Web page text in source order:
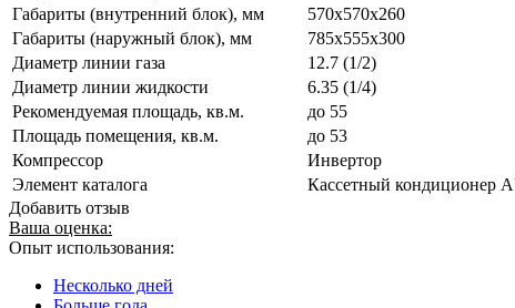
Габариты (внутренний блок), мм
570x570x260
Габариты (наружный блок), мм
785x555x300
Диаметр линии газа
12.7 (1/2)
Диаметр линии жидкости
6.35 (1/4)
Рекомендуемая площадь, кв.м.
до 55
Площадь помещения, кв.м.
до 53
Компрессор
Инвертор
Элемент каталога
Кассетный кондиционер
Добавить отзыв
Ваша оценка:
Опыт использования:
Несколько дней